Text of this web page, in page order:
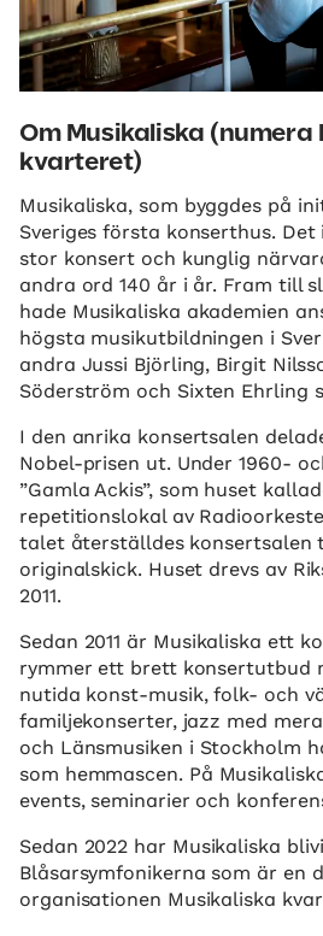
Om Musikaliska (numera
kvarteret)
Musikaliska, som byggdes på
Sveriges första konserthus. Det
stor konsert och kunglig
andra ord 140 år i år. Fram till
hade Musikaliska akademien
högsta musikutbildningen i
andra Jussi Björling, Birgit
Söderström och Sixten Ehrling
I den anrika konsertsalen
Nobel-prisen ut. Under 1960-
”Gamla Ackis”, som huset
repetitionslokal av
talet återställdes konsertsalen
originalskick. Huset drevs av
2011.
Sedan 2011 är Musikaliska ett
rymmer ett brett konsertutbud
nutida konst-musik, folk- och
familjekonserter, jazz med
och Länsmusiken i Stockholm
som hemmascen. På
events, seminarier och
Sedan 2022 har Musikaliska
Blåsarsymfonikerna som är en
organisationen Musikaliska